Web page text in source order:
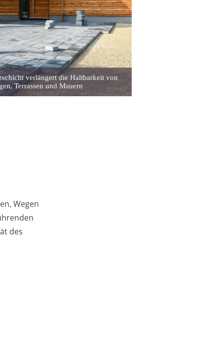
verlängert die Haltbarkeit von
Terrassen und Mauern
Wegen
des